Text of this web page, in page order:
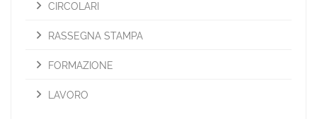
CIRCOLARI
RASSEGNA STAMPA
FORMAZIONE
LAVORO